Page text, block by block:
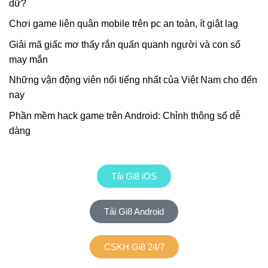
dữ?
Chơi game liên quân mobile trên pc an toàn, ít giật lag
Giải mã giấc mơ thấy rắn quấn quanh người và con số
may mắn
Những vận động viên nổi tiếng nhất của Việt Nam cho đến
nay
Phần mềm hack game trên Android: Chỉnh thông số dễ
dàng
Tải Gi8 iOS
Tải Gi8 Android
CSKH Gi8 24/7